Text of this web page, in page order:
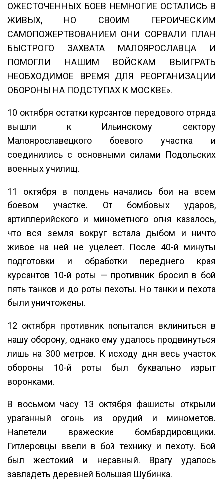
ОЖЕСТОЧЕННЫХ БОЕВ НЕМНОГИЕ ОСТАЛИСЬ В
ЖИВЫХ, НО СВОИМ ГЕРОИЧЕСКИМ
САМОПОЖЕРТВОВАНИЕМ ОНИ СОРВАЛИ ПЛАН
БЫСТРОГО ЗАХВАТА МАЛОЯРОСЛАВЦА И
ПОМОГЛИ НАШИМ ВОЙСКАМ ВЫИГРАТЬ
НЕОБХОДИМОЕ ВРЕМЯ ДЛЯ РЕОРГАНИЗАЦИИ
ОБОРОНЫ НА ПОДСТУПАХ К МОСКВЕ».
10 октября остатки курсантов передового отряда
вышли к Ильинскому сектору
Малоярославецкого боевого участка и
соединились с основными силами Подольских
военных училищ.
11 октября в полдень начались бои на всем
боевом участке. От бомбовых ударов,
артиллерийского и минометного огня казалось,
что вся земля вокруг встала дыбом и ничто
живое на ней не уцелеет. После 40-й минуты
подготовки и обработки переднего края
курсантов 10-й роты — противник бросил в бой
пять танков и до роты пехоты. Но танки и пехота
были уничтожены.
12 октября противник попытался вклиниться в
нашу оборону, однако ему удалось продвинуться
лишь на 300 метров. К исходу дня весь участок
обороны 10-й роты был буквально изрыт
воронками.
В восьмом часу 13 октября фашисты открыли
ураганный огонь из орудий и минометов.
Налетели вражеские бомбардировщики.
Гитлеровцы ввели в бой технику и пехоту. Бой
был жестокий и неравный. Врагу удалось
завладеть деревней Большая Шубинка.